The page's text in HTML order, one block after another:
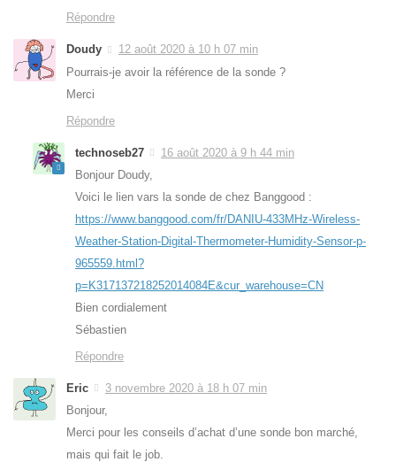
Répondre
Doudy
12 août 2020 à 10 h 07 min
Pourrais-je avoir la référence de la sonde ?
Merci
Répondre
technoseb27
16 août 2020 à 9 h 44 min
Bonjour Doudy,
Voici le lien vars la sonde de chez Banggood :
https://www.banggood.com/fr/DANIU-433MHz-Wireless-
Weather-Station-Digital-Thermometer-Humidity-Sensor-p-
965559.html?
p=K317137218252014084E&cur_warehouse=CN
Bien cordialement
Sébastien
Répondre
Eric
3 novembre 2020 à 18 h 07 min
Bonjour,
Merci pour les conseils d’achat d’une sonde bon marché,
mais qui fait le job.